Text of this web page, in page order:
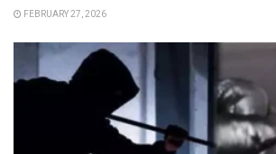
FEBRUARY 27, 2026